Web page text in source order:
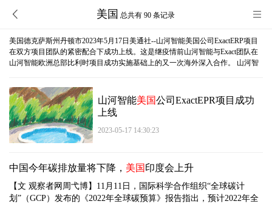
美国 总共有 90 条记录
美国德克萨斯州丹顿市2023年5月17日美通社--山河智能美国公司ExactERP项目
在双方项目团队的紧密配合下成功上线。这是继疫情前山河智能与Exact团队在
山河智能欧洲总部比利时项目成功实施基础上的又一次海外深入合作。 山河智
山河智能美国公司ExactEPR项目成功
上线
2023-05-17 14:30:23
中国今年碳排放量将下降， 美国印度会上升
【文 观察者网周弋博】11月11日，国际科学合作组织“全球碳计
划”（GCP）发布的《2022年全球碳预算》报告指出，预计2022年全